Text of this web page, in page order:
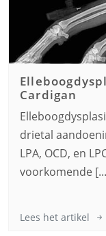
Cardigan
drietal
LPA, OCD, en
voorkomende
Lees het artikel